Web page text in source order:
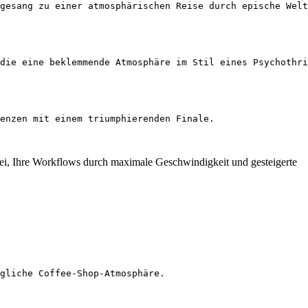
zu einer atmosphärischen Reise durch epische
eine beklemmende Atmosphäre im Stil eines
mit einem triumphierenden Finale.
Ihre Workflows durch maximale Geschwindigkeit und gesteigerte
Coffee-Shop-Atmosphäre.